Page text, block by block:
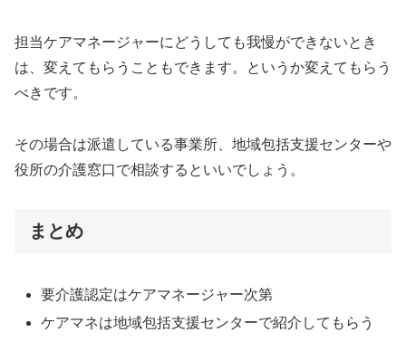
担当ケアマネージャーにどうしても我慢ができないとき
は、変えてもらうこともできます。というか変えてもらう
べきです。
その場合は派遣している事業所、地域包括支援センターや
役所の介護窓口で相談するといいでしょう。
まとめ
要介護認定はケアマネージャー次第
ケアマネは地域包括支援センターで紹介してもらう